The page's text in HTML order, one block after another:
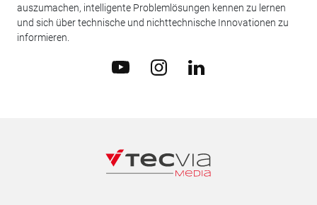
auszumachen, intelligente Problemlösungen kennen zu lernen
und sich über technische und nichttechnische Innovationen zu
informieren.